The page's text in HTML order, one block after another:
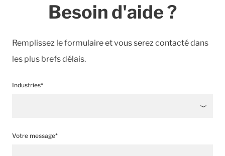
Besoin d'aide ?
Remplissez le formulaire et vous serez contacté dans
les plus brefs délais.
Industries*
Votre message*